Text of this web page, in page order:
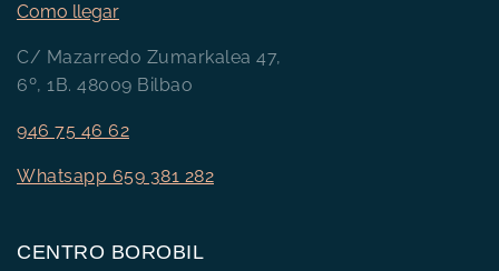
Como llegar
C/ Mazarredo Zumarkalea 47,
6º, 1B. 48009 Bilbao
946 75 46 62
Whatsapp 659 381 282
CENTRO BOROBIL